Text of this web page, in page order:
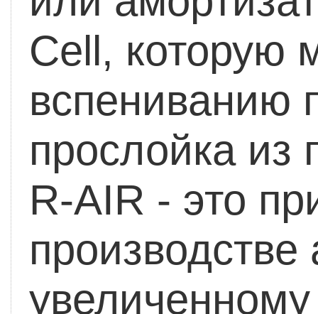
Cell, которую
вспениванию
прослойка из
R-AIR - это